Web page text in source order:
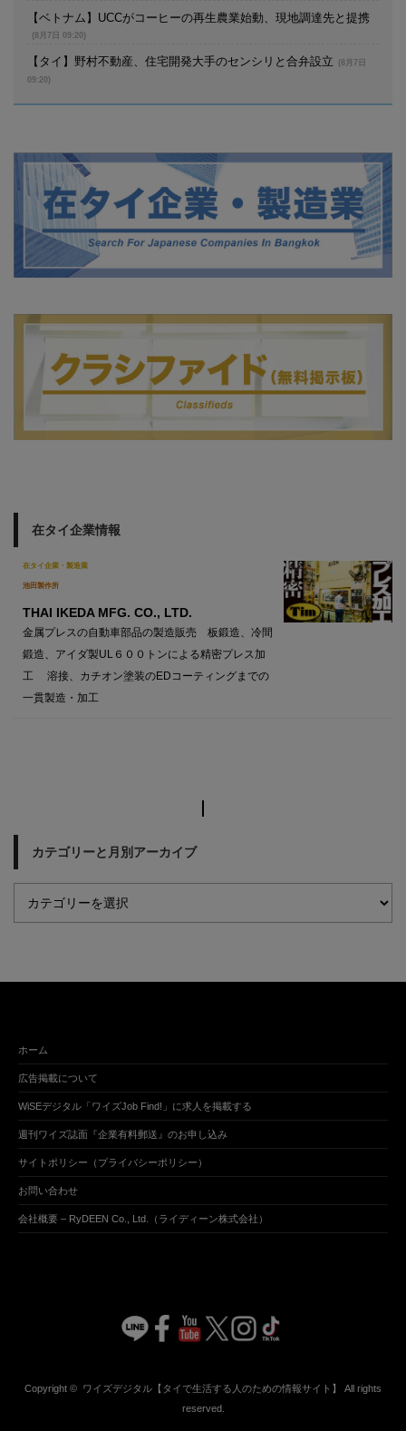
【ベトナム】UCCがコーヒーの再生農業始動、現地調達先と提携
(8月7日 09:20)
【タイ】野村不動産、住宅開発大手のセンシリと合弁設立
(8月7日
09:20)
在タイ企業情報
在タイ企業・製造業
池田製作所
THAI IKEDA MFG. CO., LTD.
金属プレスの自動車部品の製造販売 板鍛造、冷間
鍛造、アイダ製UL６００トンによる精密プレス加
工 溶接、カチオン塗装のEDコーティングまでの
一貫製造・加工
カテゴリーと月別アーカイブ
ホーム
広告掲載について
WiSEデジタル「ワイズJob Find!」に求人を掲載する
週刊ワイズ誌面『企業有料郵送』のお申し込み
サイトポリシー（プライバシーポリシー）
お問い合わせ
会社概要 – RyDEEN Co., Ltd.（ライディーン株式会社）
Copyright © ワイズデジタル【タイで生活する人のための情報サイト】
All rights
reserved.